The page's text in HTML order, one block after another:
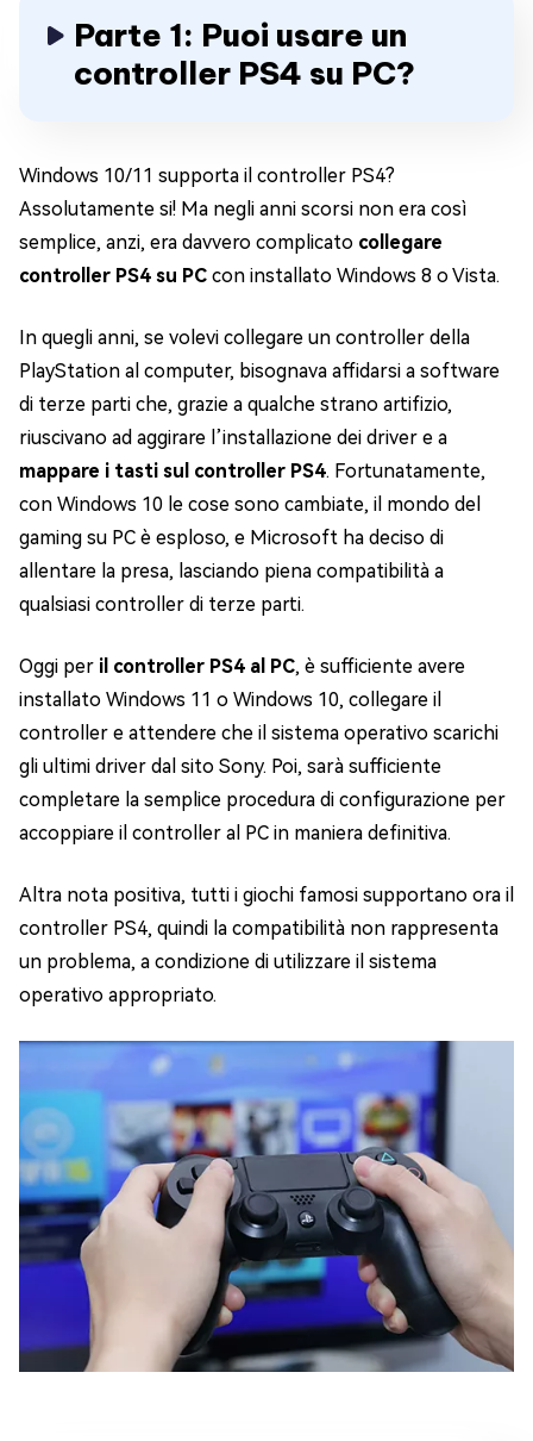
Parte 1: Puoi usare un
controller PS4 su PC?
Windows 10/11 supporta il controller PS4?
Assolutamente si! Ma negli anni scorsi non era così
semplice, anzi, era davvero complicato collegare
controller PS4 su PC con installato Windows 8 o Vista.
In quegli anni, se volevi collegare un controller della
PlayStation al computer, bisognava affidarsi a software
di terze parti che, grazie a qualche strano artifizio,
riuscivano ad aggirare l’installazione dei driver e a
mappare i tasti sul controller PS4. Fortunatamente,
con Windows 10 le cose sono cambiate, il mondo del
gaming su PC è esploso, e Microsoft ha deciso di
allentare la presa, lasciando piena compatibilità a
qualsiasi controller di terze parti.
Oggi per il controller PS4 al PC, è sufficiente avere
installato Windows 11 o Windows 10, collegare il
controller e attendere che il sistema operativo scarichi
gli ultimi driver dal sito Sony. Poi, sarà sufficiente
completare la semplice procedura di configurazione per
accoppiare il controller al PC in maniera definitiva.
Altra nota positiva, tutti i giochi famosi supportano ora il
controller PS4, quindi la compatibilità non rappresenta
un problema, a condizione di utilizzare il sistema
operativo appropriato.